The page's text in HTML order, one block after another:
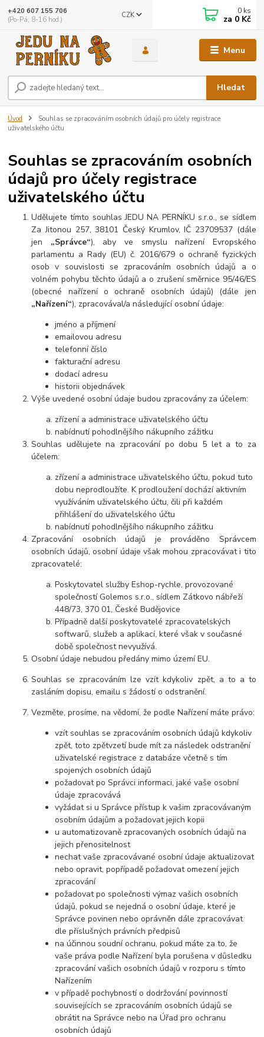
Menu
CZK
Hledat
+420 607 155 706
(Po-Pá, 8-16 hod.)
0 ks
za 0 Kč
Úvod
Souhlas se zpracováním osobních údajů pro účely registrace
uživatelského účtu
Souhlas se zpracováním osobních
údajů pro účely registrace
uživatelského účtu
Udělujete tímto souhlas JEDU NA PERNÍKU s.r.o., se sídlem
Za Jitonou 257, 38101 Český Krumlov, IČ 23709537 (dále
jen „Správce“), aby ve smyslu nařízení Evropského
parlamentu a Rady (EU) č. 2016/679 o ochraně fyzických
osob v souvislosti se zpracováním osobních údajů a o
volném pohybu těchto údajů a o zrušení směrnice 95/46/ES
(obecné nařízení o ochraně osobních údajů) (dále jen
„Nařízení“), zpracovával/a následující osobní údaje:
jméno a příjmení
emailovou adresu
telefonní číslo
fakturační adresu
dodací adresu
historii objednávek
Výše uvedené osobní údaje budou zpracovány za účelem:
zřízení a administrace uživatelského účtu
nabídnutí pohodlnějšího nákupního zážitku
Souhlas udělujete na zpracování po dobu 5 let a to za
účelem:
zřízení a administrace uživatelského účtu, pokud tuto
dobu neprodloužíte. K prodloužení dochází aktivním
využíváním uživatelského účtu, čili při každém
přihlášení do uživatelského účtu
nabídnutí pohodlnějšího nákupního zážitku
Zpracování osobních údajů je prováděno Správcem
osobních údajů, osobní údaje však mohou zpracovávat i tito
zpracovatelé:
Poskytovatel služby Eshop-rychle, provozované
společností Golemos s.r.o., sídlem Zátkovo nábřeží
448/73, 370 01, České Budějovice
Případně další poskytovatelé zpracovatelských
softwarů, služeb a aplikací, které však v současné
době společnost nevyužívá.
Osobní údaje nebudou předány mimo území EU.
Souhlas se zpracováním lze vzít kdykoliv zpět, a to a to
zasláním dopisu, emailu s žádostí o odstranění.
Vezměte, prosíme, na vědomí, že podle Nařízení máte právo:
vzít souhlas se zpracováním osobních údajů kdykoliv
zpět, toto zpětvzetí bude mít za následek odstranění
uživatelské registrace z databáze včetně s tím
spojených osobních údajů
požadovat po Správci informaci, jaké vaše osobní
údaje zpracovává
vyžádat si u Správce přístup k vašim zpracovávaným
osobním údajům a požadovat jejich kopii
u automatizovaně zpracovaných osobních údajů na
jejich přenositelnost
nechat vaše zpracovávané osobní údaje aktualizovat
nebo opravit, popřípadě požadovat omezení jejich
zpracování
požadovat po společnosti výmaz vašich osobních
údajů, pokud se nejedná o osobní údaje, které je
Správce povinen nebo oprávněn dále zpracovávat
dle příslušných právních předpisů
na účinnou soudní ochranu, pokud máte za to, že
vaše práva podle Nařízení byla porušena v důsledku
zpracování vašich osobních údajů v rozporu s tímto
Nařízením
v případě pochybností o dodržování povinností
souvisejících se zpracováním osobních údajů se
obrátit na Správce nebo na Úřad pro ochranu
osobních údajů